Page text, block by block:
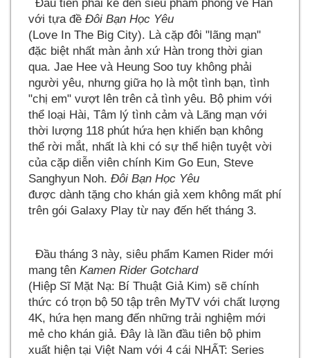
Đầu tiên phải kể đến siêu phẩm phòng vé Hàn
với tựa đề Đôi Bạn Học Yêu
(Love In The Big City). Là cặp đôi "lãng mạn"
đặc biệt nhất màn ảnh xứ Hàn trong thời gian
qua. Jae Hee và Heung Soo tuy không phải
người yêu, nhưng giữa họ là một tình bạn, tình
"chị em" vượt lên trên cả tình yêu. Bộ phim với
thể loại Hài, Tâm lý tình cảm và Lãng mạn với
thời lượng 118 phút hứa hẹn khiến bạn không
thể rời mắt, nhất là khi có sự thể hiện tuyệt vời
của cặp diễn viên chính Kim Go Eun, Steve
Sanghyun Noh. Đôi Bạn Học Yêu
được dành tặng cho khán giả xem không mất phí
trên gói Galaxy Play từ nay đến hết tháng 3.
Đầu tháng 3 này, siêu phẩm Kamen Rider mới
mang tên Kamen Rider Gotchard
(Hiệp Sĩ Mặt Nạ: Bí Thuật Giả Kim) sẽ chính
thức có trọn bộ 50 tập trên MyTV với chất lượng
4K, hứa hẹn mang đến những trải nghiệm mới
mẻ cho khán giả. Đây là lần đầu tiên bộ phim
xuất hiện tại Việt Nam với 4 cái NHẤT: Series